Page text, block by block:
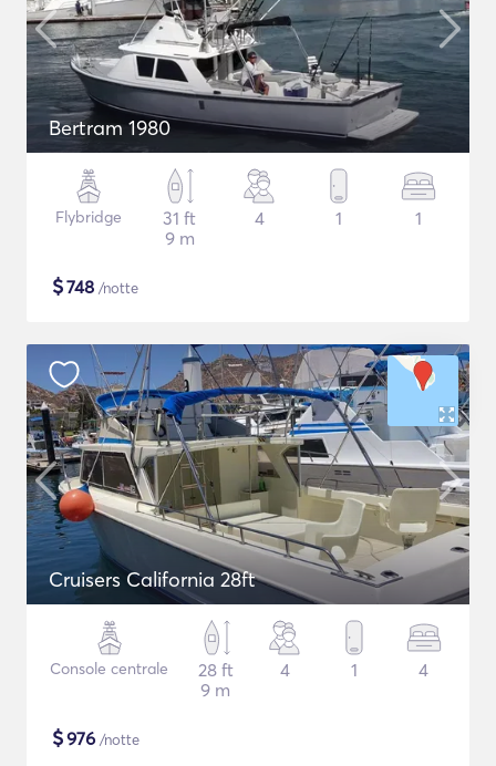
Bertram 1980
Flybridge
31 ft
9 m
4 1 1
$748 /notte
Cruisers California 28ft
Console centrale
28 ft
9 m
4 1 4
$976 /notte